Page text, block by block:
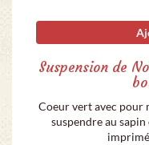
Suspension de
Coeur vert avec pour
suspendre au